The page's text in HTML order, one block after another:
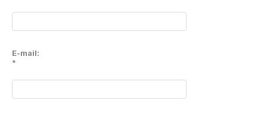
E-mail:
*